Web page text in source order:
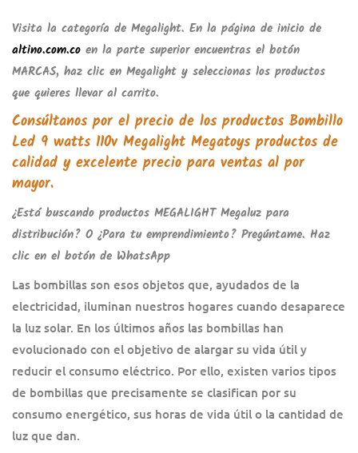
Visita la categoría de Megalight. En la página de inicio de
altino.com.co en la parte superior encuentras el botón
MARCAS, haz clic en Megalight y seleccionas los productos
que quieres llevar al carrito.
Consúltanos por el precio de los productos Bombillo
Led 9 watts 110v Megalight Megatoys productos de
calidad y excelente precio para ventas al por
mayor.
¿Está buscando productos MEGALIGHT Megaluzpara
distribución? O ¿Para tu emprendimiento? Pregúntame. Haz
clic en el botón de WhatsApp
Las bombillas son esos objetos que, ayudados de la
electricidad, iluminan nuestros hogares cuando desaparece
la luz solar. En los últimos años las bombillas han
evolucionado con el objetivo de alargar su vida útil y
reducir el consumo eléctrico. Por ello, existen varios tipos
de bombillas que precisamente se clasifican por su
consumo energético, sus horas de vida útil o la cantidad de
luz que dan.